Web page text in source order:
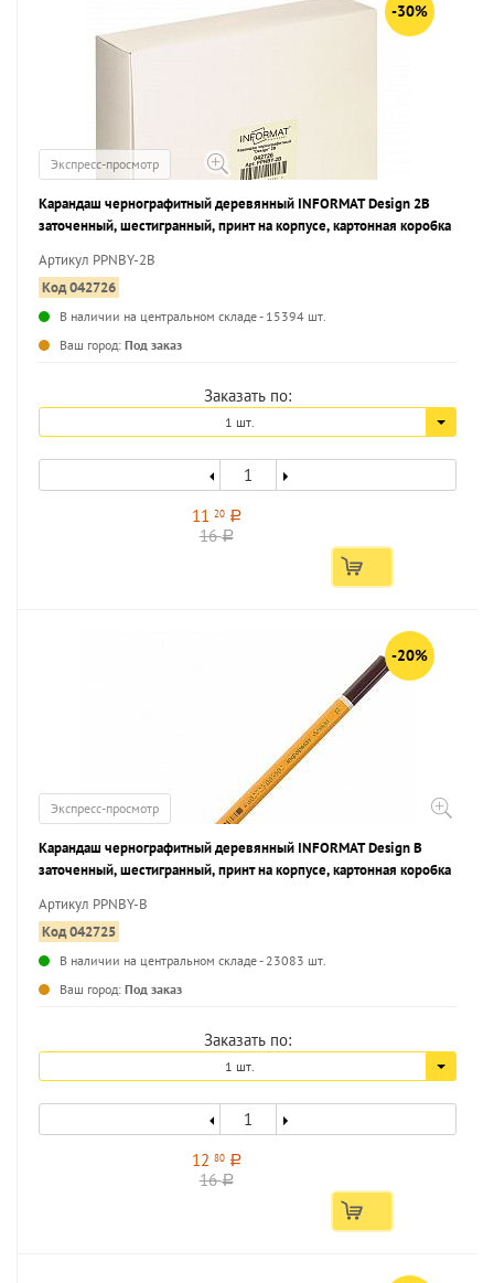
-30%
Экспресс-просмотр
Карандаш чернографитный деревянный INFORMAT Design 2В
заточенный, шестигранный, принт на корпусе, картонная коробка
Артикул PPNBY-2B
Код 042726
В наличии на центральном складе - 15394 шт.
Ваш город: Под заказ
Заказать по:
1 шт.
11 20 a
16a
-20%
Экспресс-просмотр
Карандаш чернографитный деревянный INFORMAT Design В
заточенный, шестигранный, принт на корпусе, картонная коробка
Артикул PPNBY-B
Код 042725
В наличии на центральном складе - 23083 шт.
Ваш город: Под заказ
Заказать по:
1 шт.
12 80 a
16a